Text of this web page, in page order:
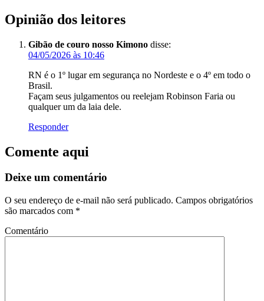
Opinião dos leitores
Gibão de couro nosso Kimono disse:
04/05/2026 às 10:46
RN é o 1º lugar em segurança no Nordeste e o 4º em todo o
Brasil.
Façam seus julgamentos ou reelejam Robinson Faria ou
qualquer um da laia dele.
Responder
Comente aqui
Deixe um comentário
O seu endereço de e-mail não será publicado. Campos obrigatórios
são marcados com *
Comentário